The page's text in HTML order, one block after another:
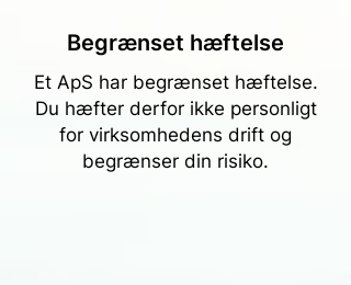
Begrænset hæftelse
Et ApS har begrænset hæftelse.
Du hæfter derfor ikke personligt
for virksomhedens drift og
begrænser din risiko.